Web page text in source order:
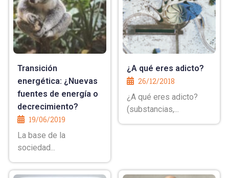
Transición
energética: ¿Nuevas
fuentes de energía o
decrecimiento?
19/06/2019
La base de la
sociedad...
¿A qué eres adicto?
26/12/2018
¿A qué eres adicto?
(substancias,...